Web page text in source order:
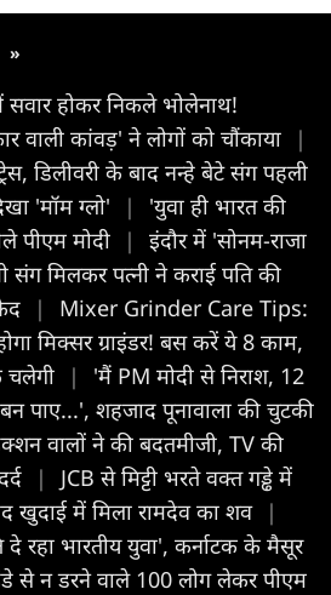
»
होकर निकले भोलेनाथ!
वाली कांवड़' ने लोगों को चौंकाया
|
डिलीवरी के बाद नन्हे बेटे संग पहली
'मॉम ग्लो'
|
'युवा ही भारत की
पीएम मोदी
|
इंदौर में 'सोनम-राजा
संग मिलकर पत्नी ने कराई पति की
|
Mixer Grinder Care Tips:
मिक्सर ग्राइंडर! बस करें ये 8 काम,
चलेगी
|
'मैं PM मोदी से निराश, 12
पाए...', शहजाद पूनावाला की चुटकी
वालों ने की बदतमीजी, TV की
|
JCB से मिट्टी भरते वक्त गड्ढे में
खुदाई में मिला रामदेव का शव |
रहा भारतीय युवा', कर्नाटक के मैसूर
से न डरने वाले 100 लोग लेकर पीएम